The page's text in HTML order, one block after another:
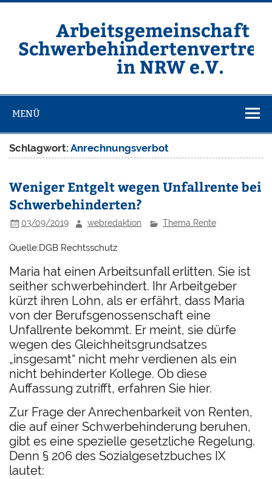
Zum
Arbeitsgemeinschaft
in NRW e.V.
MENÜ
Schlagwort:Anrechnungsverbot
Weniger Entgelt wegen Unfallrente bei
Schwerbehinderten?
03/09/2019 webredaktion Thema Rente
Quelle:DGB Rechtsschutz
Maria hat einen Arbeitsunfall erlitten. Sie ist
seither schwerbehindert. Ihr Arbeitgeber
kürzt ihren Lohn, als er erfährt, dass Maria
von der Berufsgenossenschaft eine
Unfallrente bekommt. Er meint, sie dürfe
wegen des Gleichheitsgrundsatzes
„insgesamt“ nicht mehr verdienen als ein
nicht behinderter Kollege. Ob diese
Auffassung zutrifft, erfahren Sie hier.
Zur Frage der Anrechenbarkeit von Renten,
die auf einer Schwerbehinderung beruhen,
gibt es eine spezielle gesetzliche Regelung.
Denn § 206 des Sozialgesetzbuches IX
lautet: